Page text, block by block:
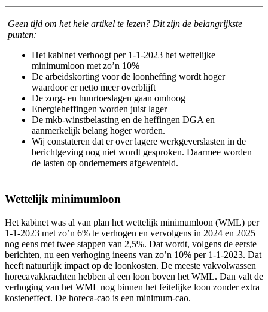
Geen tijd om het hele artikel te lezen? Dit zijn de belangrijkste
punten:
Het kabinet verhoogt per 1-1-2023 het wettelijke
minimumloon met zo’n 10%
De arbeidskorting voor de loonheffing wordt hoger
waardoor er netto meer overblijft
De zorg- en huurtoeslagen gaan omhoog
Energieheffingen worden juist lager
De mkb-winstbelasting en de heffingen DGA en
aanmerkelijk belang hoger worden.
Wij constateren dat er over lagere werkgeverslasten in de
berichtgeving nog niet wordt gesproken. Daarmee worden
de lasten op ondernemers afgewenteld.
Wettelijk minimumloon
Het kabinet was al van plan het wettelijk minimumloon (WML) per
1-1-2023 met zo’n 6% te verhogen en vervolgens in 2024 en 2025
nog eens met twee stappen van 2,5%. Dat wordt, volgens de eerste
berichten, nu een verhoging ineens van zo’n 10% per 1-1-2023. Dat
heeft natuurlijk impact op de loonkosten. De meeste vakvolwassen
horecavakkrachten hebben al een loon boven het WML. Dan valt de
verhoging van het WML nog binnen het feitelijke loon zonder extra
kosteneffect. De horeca-cao is een minimum-cao.